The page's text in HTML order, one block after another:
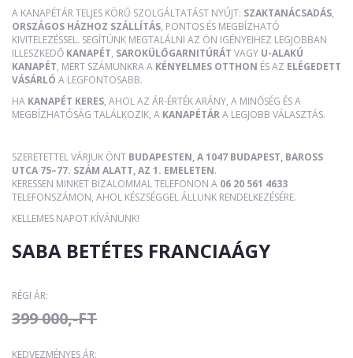
A KANAPÉTÁR TELJES KÖRŰ SZOLGÁLTATÁST NYÚJT: SZAKTANÁCSADÁS,
ORSZÁGOS HÁZHOZ SZÁLLÍTÁS, PONTOS ÉS MEGBÍZHATÓ
KIVITELEZÉSSEL. SEGÍTÜNK MEGTALÁLNI AZ ÖN IGÉNYEIHEZ LEGJOBBAN
ILLESZKEDŐ KANAPÉT, SAROKÜLŐGARNITÚRÁT VAGY U-ALAKÚ
KANAPÉT, MERT SZÁMUNKRA A KÉNYELMES OTTHON ÉS AZ ELÉGEDETT
VÁSÁRLÓ A LEGFONTOSABB.
HA KANAPÉT KERES, AHOL AZ ÁR-ÉRTÉK ARÁNY, A MINŐSÉG ÉS A
MEGBÍZHATÓSÁG TALÁLKOZIK, A KANAPÉTÁRA LEGJOBB VÁLASZTÁS.
SZERETETTEL VÁRJUK ÖNT BUDAPESTEN, A 1047 BUDAPEST, BAROSS
UTCA 75–77. SZÁM ALATT, AZ 1. EMELETEN.
KERESSEN MINKET BIZALOMMAL TELEFONON A 06 20 561 4633
TELEFONSZÁMON, AHOL KÉSZSÉGGEL ÁLLUNK RENDELKEZÉSÉRE.
KELLEMES NAPOT KÍVÁNUNK!
SABA BETÉTES FRANCIAÁGY
RÉGI ÁR:
399 000,-FT
KEDVEZMÉNYES ÁR: